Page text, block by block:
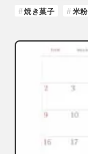
焼き菓子
米粉